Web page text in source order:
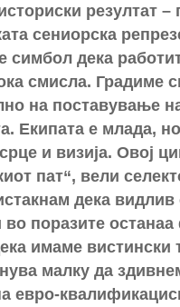
резултат
сениорска
симбол дека
смисла. Градиме
на поставување
Екипата е млада,
и визија. Овој
пат“, вели
дека видлив
во поразите
имаме вистински
малку да
евро-